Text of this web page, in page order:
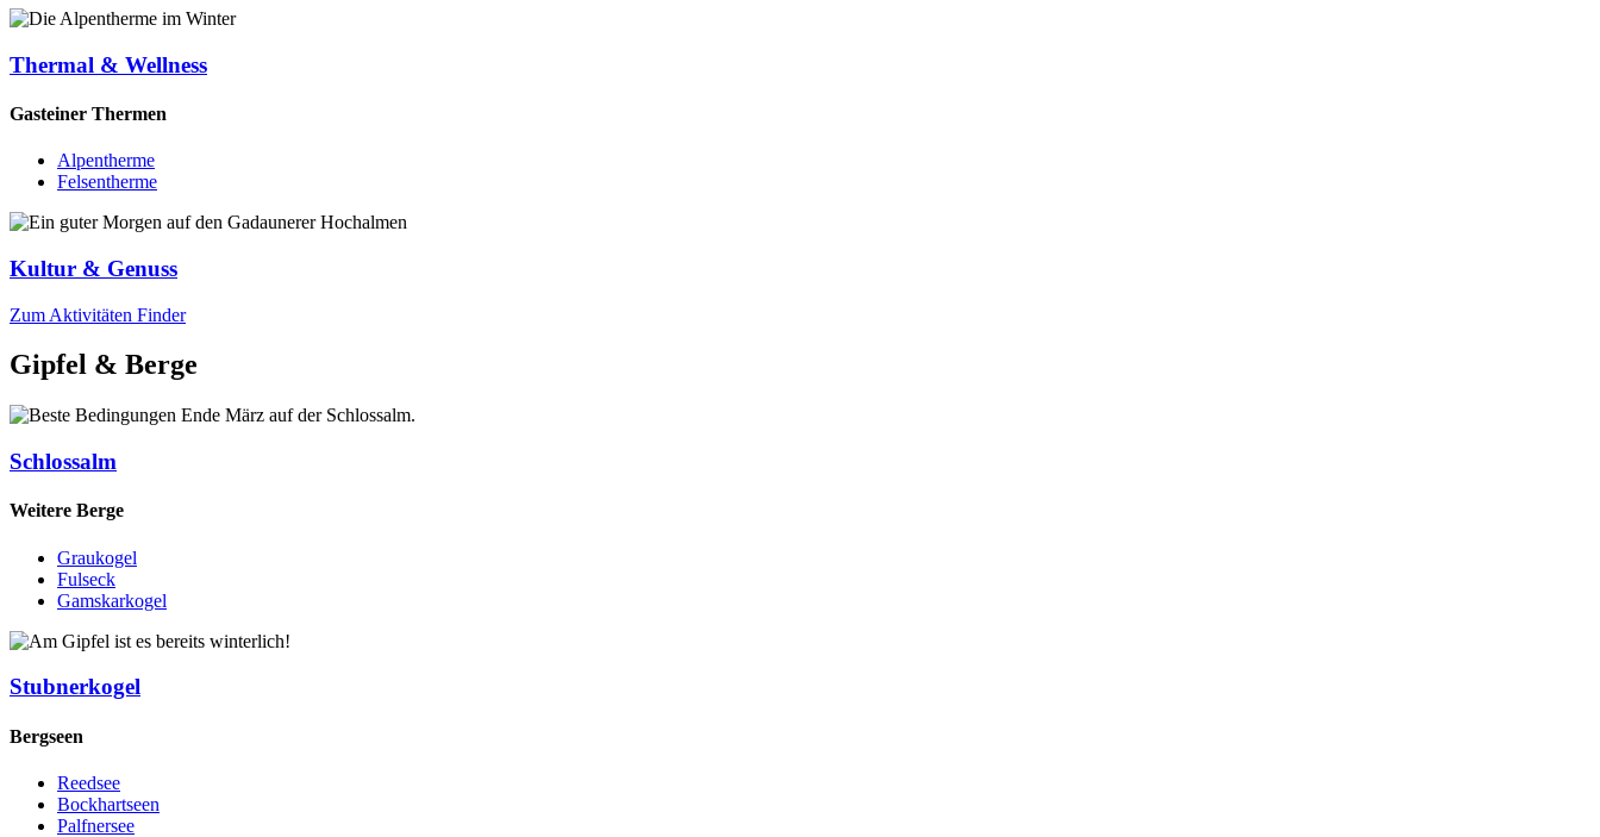
Thermal & Wellness
Gasteiner Thermen
Alpentherme
Felsentherme
Kultur & Genuss
Zum Aktivitäten Finder
Gipfel & Berge
Schlossalm
Weitere Berge
Graukogel
Fulseck
Gamskarkogel
Stubnerkogel
Bergseen
Reedsee
Bockhartseen
Palfnersee